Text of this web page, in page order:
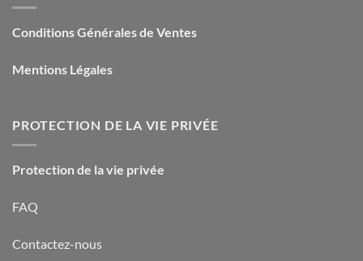
Conditions Générales de Ventes
Mentions Légales
PROTECTION DE LA VIE PRIVÉE
Protection de la vie privée
FAQ
Contactez-nous